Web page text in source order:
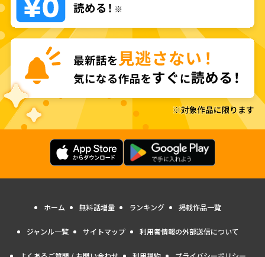
ホーム 無料話増量 ランキング 掲載作品一覧
ジャンル一覧 サイトマップ 利用者情報の外部送信について